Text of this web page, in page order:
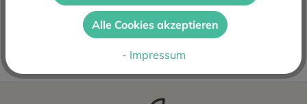
Alle Cookies akzeptieren
- Impressum